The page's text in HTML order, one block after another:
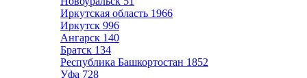
Иркутская область 1966
Иркутск 996
Ангарск 140
Братск 134
Республика Башкортостан 1852
Уфа 728